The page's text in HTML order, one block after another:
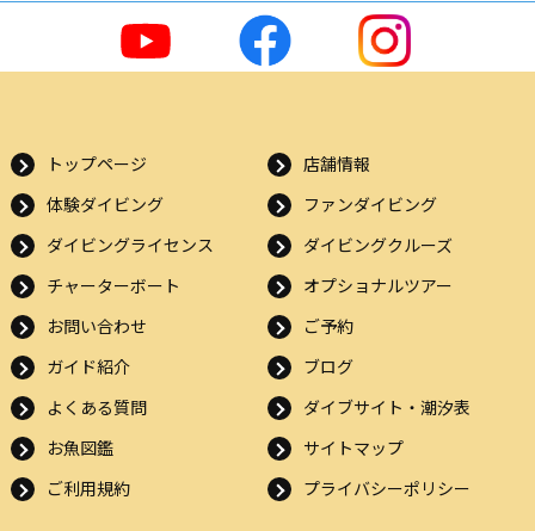
トップページ
店舗情報
体験ダイビング
ファンダイビング
ダイビングライセンス
ダイビングクルーズ
チャーターボート
オプショナルツアー
お問い合わせ
ご予約
ガイド紹介
ブログ
よくある質問
ダイブサイト・潮汐表
お魚図鑑
サイトマップ
ご利用規約
プライバシーポリシー